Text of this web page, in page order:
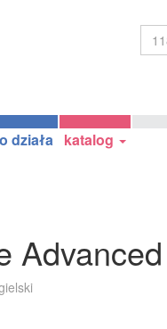
działa katalog
Advanced